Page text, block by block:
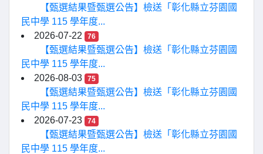
【甄選結果暨甄選公告】檢送「彰化縣立芬園國
民中學 115 學年度...
2026-07-22
76
【甄選結果暨甄選公告】檢送「彰化縣立芬園國
民中學 115 學年度...
2026-08-03
75
【甄選結果暨甄選公告】檢送「彰化縣立芬園國
民中學 115 學年度...
2026-07-23
74
【甄選結果暨甄選公告】檢送「彰化縣立芬園國
民中學 115 學年度...